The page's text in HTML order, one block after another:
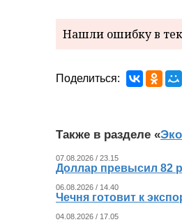
Нашли ошибку в
Поделиться:
Также в разделе «
07.08.2026 / 23.15
Доллар превысил 82
06.08.2026 / 14.40
Чечня готовит к
04.08.2026 / 17.05